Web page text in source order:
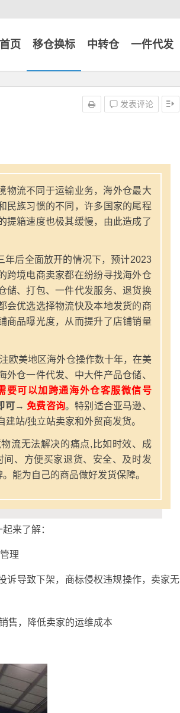
首页 移仓换标 中转仓 一件代发
发表评论
物流不同于运输业务，海外仓最大
民族习惯的不同，许多国家的尾程
提箱速度也极其缓慢，由此造成了
年后全面放开的情况下，预计2023
跨境电商卖家都在纷纷寻找海外仓
储、打包、一件代发服务、退货换
会优选选择物流快及本地发货的商
商品曝光度，从而提升了店铺销量
欧美地区海外仓操作数十年，在美
仓一件代发、中大件产品仓储、
要可以加跨通海外仓客服微信号
可→免费咨询。特别适合亚马逊、
站/独立站卖家和外贸商发货。
流无法解决的痛点,比如时效、成
、方便买家退货、安全、及时发
能为自己的商品做好发货保障。
来了解：
理
诉导致下架，商标侵权违规操作，卖家无
售，降低卖家的运维成本